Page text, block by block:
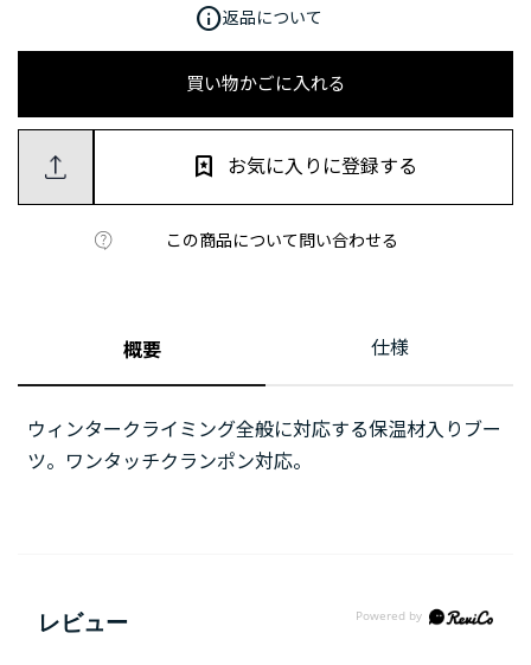
買い物かごに入れる
この商品について問い合わせる
お気に入りに登録する
info返品について
概要 仕様
ウィンタークライミング全般に対応する保温材入りブー
ツ。ワンタッチクランポン対応。
レビュー